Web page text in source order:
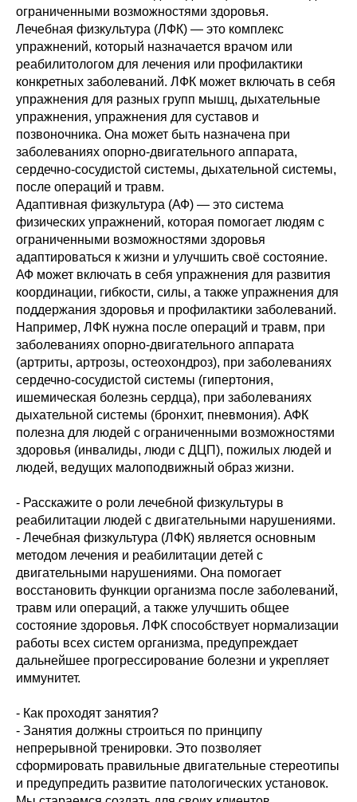
ограниченными возможностями здоровья.
Лечебная физкультура (ЛФК) — это комплекс
упражнений, который назначается врачом или
реабилитологом для лечения или профилактики
конкретных заболеваний. ЛФК может включать в себя
упражнения для разных групп мышц, дыхательные
упражнения, упражнения для суставов и
позвоночника. Она может быть назначена при
заболеваниях опорно-двигательного аппарата,
сердечно-сосудистой системы, дыхательной системы,
после операций и травм.
Адаптивная физкультура (АФ) — это система
физических упражнений, которая помогает людям с
ограниченными возможностями здоровья
адаптироваться к жизни и улучшить своё состояние.
АФ может включать в себя упражнения для развития
координации, гибкости, силы, а также упражнения для
поддержания здоровья и профилактики заболеваний.
Например, ЛФК нужна после операций и травм, при
заболеваниях опорно-двигательного аппарата
(артриты, артрозы, остеохондроз), при заболеваниях
сердечно-сосудистой системы (гипертония,
ишемическая болезнь сердца), при заболеваниях
дыхательной системы (бронхит, пневмония). АФК
полезна для людей с ограниченными возможностями
здоровья (инвалиды, люди с ДЦП), пожилых людей и
людей, ведущих малоподвижный образ жизни.
- Расскажите о роли лечебной физкультуры в
реабилитации людей с двигательными нарушениями.
- Лечебная физкультура (ЛФК) является основным
методом лечения и реабилитации детей с
двигательными нарушениями. Она помогает
восстановить функции организма после заболеваний,
травм или операций, а также улучшить общее
состояние здоровья. ЛФК способствует нормализации
работы всех систем организма, предупреждает
дальнейшее прогрессирование болезни и укрепляет
иммунитет.
- Как проходят занятия?
- Занятия должны строиться по принципу
непрерывной тренировки. Это позволяет
сформировать правильные двигательные стереотипы
и предупредить развитие патологических установок.